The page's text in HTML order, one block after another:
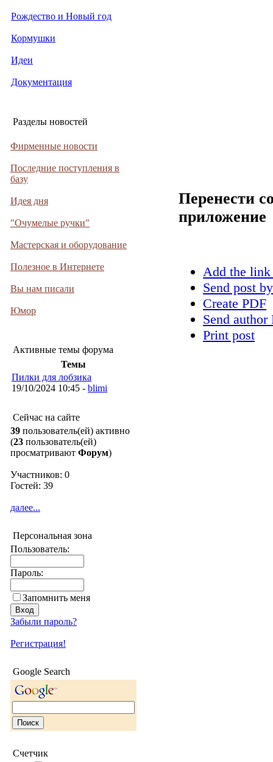
Рождество и Новый год
Кормушки
Идеи
Документация
Разделы новостей
Фирменные новости
Последние поступления в
базу
Идея дня
"Очумелые ручки"
Мастерская и оборудование
Полезное в Интернете
Вы нам писали
Юмор
Активные темы форума
Темы
Пилки для лобзика
19/10/2024 10:45 - blimi
Сейчас на сайте
39 пользователь(ей) активно
(23 пользователь(ей)
просматривают Форум)
Участников: 0
Гостей: 39
далее...
Персональная зона
Пользователь:
Пароль:
Запомнить меня
Забыли пароль?
Регистрация!
Google Search
Счетчик
Перенести
приложение
Add the
Send post
Create PDF
Send
Print post